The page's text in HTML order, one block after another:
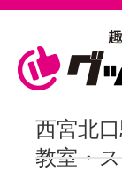
西宮北
教室・